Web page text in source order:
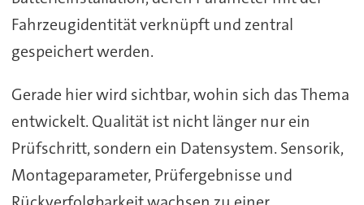
Fahrzeugidentität verknüpft und zentral
gespeichert werden.
Gerade hier wird sichtbar, wohin sich das Thema
entwickelt. Qualität ist nicht länger nur ein
Prüfschritt, sondern ein Datensystem. Sensorik,
Montageparameter, Prüfergebnisse und